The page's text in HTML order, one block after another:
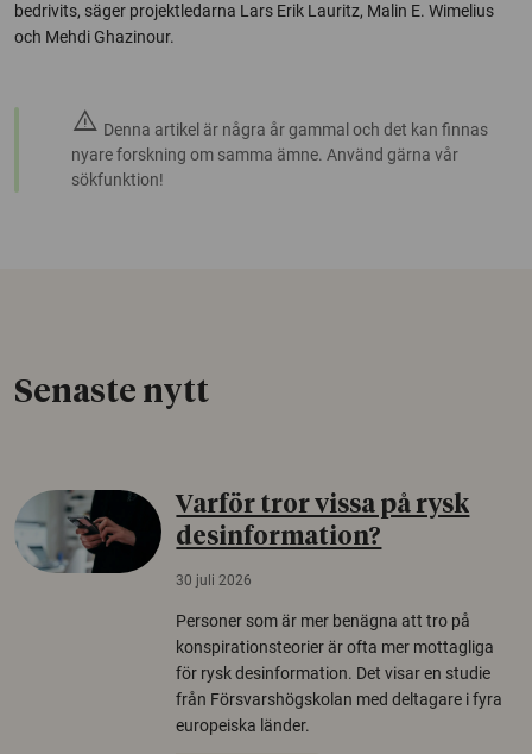
bedrivits, säger projektledarna Lars Erik Lauritz, Malin E. Wimelius
och Mehdi Ghazinour.
warning Denna artikel är några år gammal och det kan finnas
nyare forskning om samma ämne. Använd gärna vår
sökfunktion!
Senaste nytt
Varför tror vissa på rysk
desinformation?
30 juli 2026
Personer som är mer benägna att tro på
konspirationsteorier är ofta mer mottagliga
för rysk desinformation. Det visar en studie
från Försvarshögskolan med deltagare i fyra
europeiska länder.